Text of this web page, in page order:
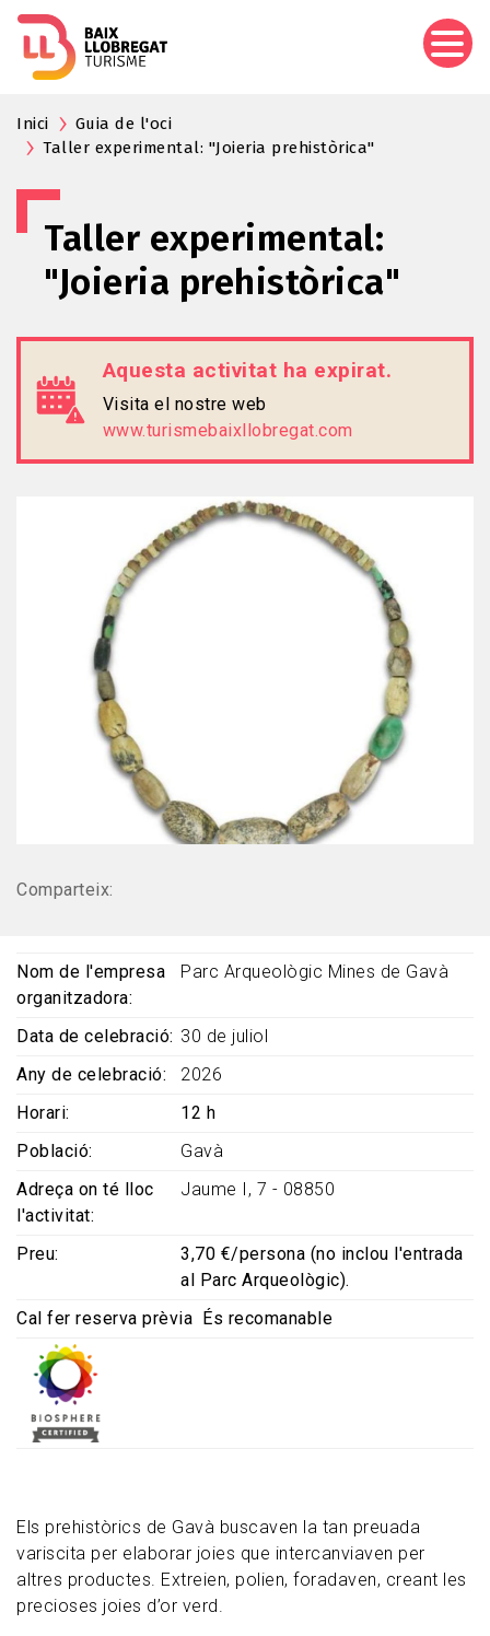
Inici
Guia de l'oci
Taller experimental: "Joieria prehistòrica"
Taller experimental:
"Joieria prehistòrica"
Aquesta activitat ha expirat.
Visita el nostre web
www.turismebaixllobregat.com
Comparteix:
Els prehistòrics de Gavà buscaven la tan preuada
variscita per elaborar joies que intercanviaven per
altres productes. Extreien, polien, foradaven, creant les
precioses joies d’or verd.
Nom de l'empresa
organitzadora
Parc Arqueològic Mines de Gavà
Data de celebració 30 de juliol
Any de celebració
2026
Horari
12 h
Població
Gavà
Adreça on té lloc
l'activitat
Jaume I, 7 - 08850
Preu
3,70 €/persona (no inclou l'entrada
al Parc Arqueològic).
Cal fer reserva prèvia
És recomanable